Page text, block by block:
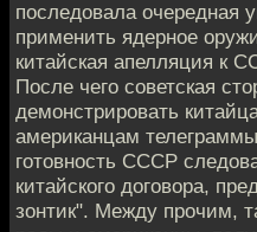
последовала очередная
применить ядерное
китайская апелляция к
После чего советская
демонстрировать
американцам
готовность СССР
китайского договора,
зонтик". Между прочим,